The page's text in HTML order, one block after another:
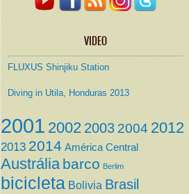
VIDEO
FLUXUS Shinjiku Station
Diving in Utila, Honduras 2013
2001 2002 2003 2004 2012
2013 2014 América Central
Austrália barco Berlim
bicicleta Bolivia Brasil